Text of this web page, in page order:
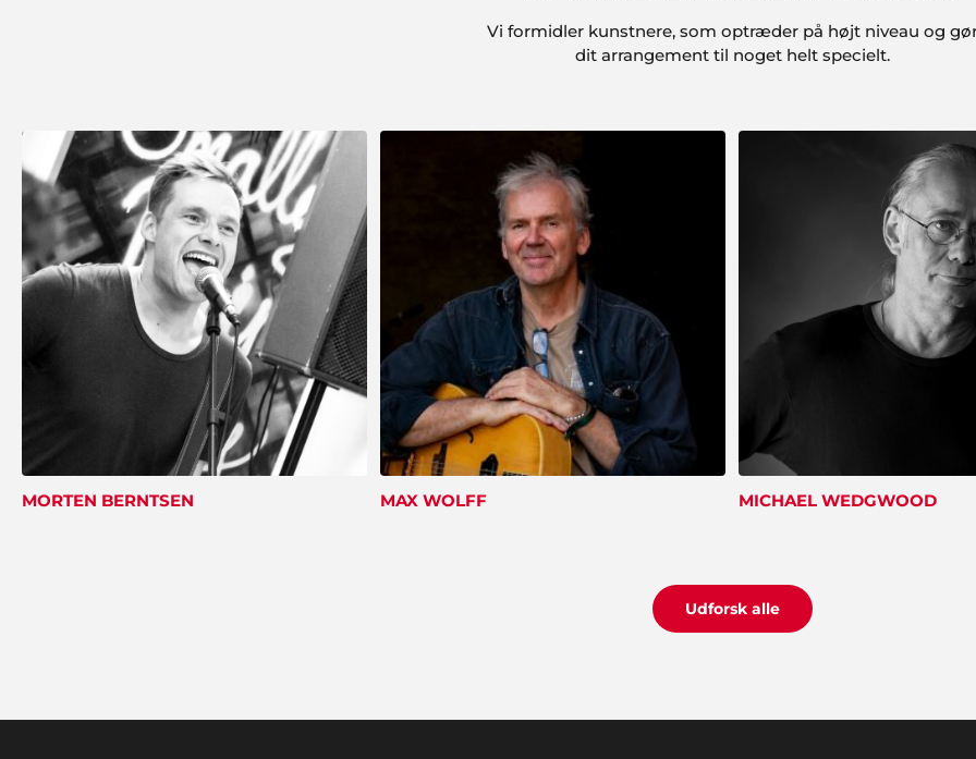
Vi formidler kunstnere, som optræder på højt niveau og
dit arrangement til noget helt specielt.
MORTEN BERNTSEN MAX WOLFF MICHAEL WEDGWOOD
Udforsk alle